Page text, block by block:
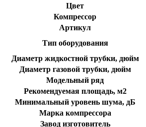
Цвет
Компрессор
Артикул
Тип оборудования
Диаметр жидкостной трубки, дюйм
Диаметр газовой трубки, дюйм
Модельный ряд
Рекомендуемая площадь, м2
Минимальный уровень шума, дБ
Марка компрессора
Завод изготовитель